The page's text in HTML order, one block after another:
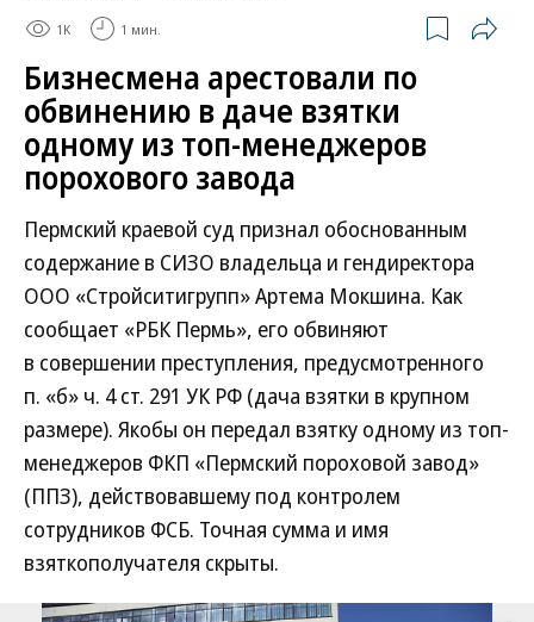
1K 1 мин.
Бизнесмена арестовали по
обвинению в даче взятки
одному из топ-менеджеров
порохового завода
Пермский краевой суд признал обоснованным
содержание в СИЗО владельца и гендиректора
ООО «Стройситигрупп» Артема Мокшина. Как
сообщает «РБК Пермь», его обвиняют
в совершении преступления, предусмотренного
п. «б» ч. 4 ст. 291 УК РФ (дача взятки в крупном
размере). Якобы он передал взятку одному из топ-
менеджеров ФКП «Пермский пороховой завод»
(ППЗ), действовавшему под контролем
сотрудников ФСБ. Точная сумма и имя
взяткополучателя скрыты.